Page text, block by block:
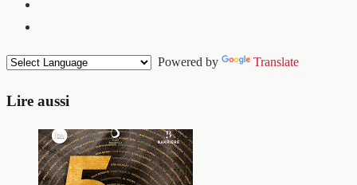
Powered by Translate
Lire aussi